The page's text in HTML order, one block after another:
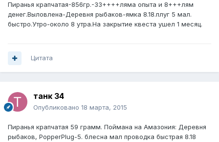
Пиранья крапчатая-856гр.-33++++ляма опыта и 8+++лям
денег.Выловлена-Деревня рыбаков-ямка 8.18.плуг 5 мал.
быстро.Утро-около 8 утра.На закрытие квеста ушел 1 месяц.
Цитата
танк 34
Опубликовано 18 марта, 2015
Пиранья крапчатая 59 грамм. Поймана на Амазония: Деревня
рыбаков, PopperPlug-5. блесна мал проводка быстрая 8.18